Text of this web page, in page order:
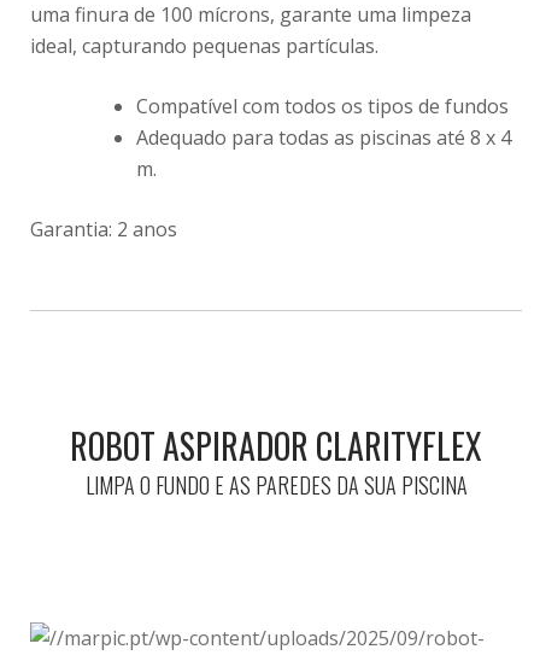
uma finura de 100 mícrons, garante uma limpeza
ideal, capturando pequenas partículas.
Compatível com todos os tipos de fundos
Adequado para todas as piscinas até 8 x 4
m.
Garantia: 2 anos
ROBOT ASPIRADOR CLARITYFLEX
LIMPA O FUNDO E AS PAREDES DA SUA PISCINA